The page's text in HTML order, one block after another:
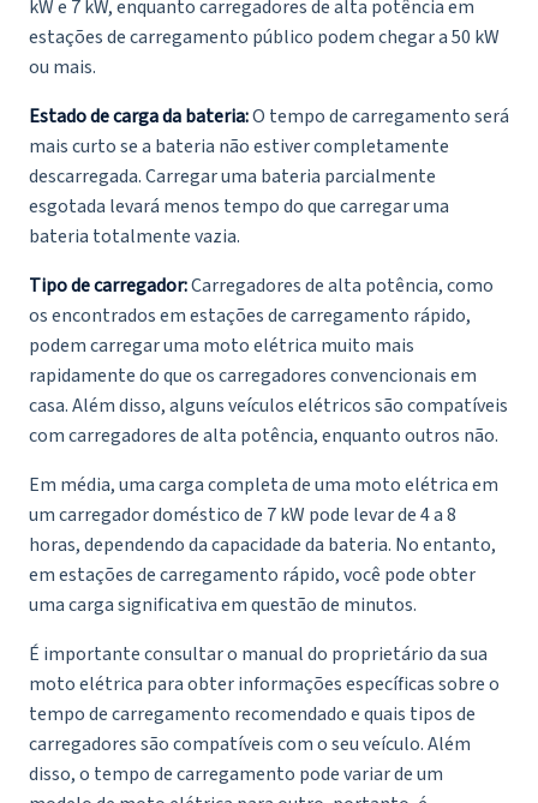
kW e 7 kW, enquanto carregadores de alta potência em
estações de carregamento público podem chegar a 50 kW
ou mais.
Estado de carga da bateria:O tempo de carregamento será
mais curto se a bateria não estiver completamente
descarregada. Carregar uma bateria parcialmente
esgotada levará menos tempo do que carregar uma
bateria totalmente vazia.
Tipo de carregador:Carregadores de alta potência, como
os encontrados em estações de carregamento rápido,
podem carregar uma moto elétrica muito mais
rapidamente do que os carregadores convencionais em
casa. Além disso, alguns veículos elétricos são compatíveis
com carregadores de alta potência, enquanto outros não.
Em média, uma carga completa de uma moto elétrica em
um carregador doméstico de 7 kW pode levar de 4 a 8
horas, dependendo da capacidade da bateria. No entanto,
em estações de carregamento rápido, você pode obter
uma carga significativa em questão de minutos.
É importante consultar o manual do proprietário da sua
moto elétrica para obter informações específicas sobre o
tempo de carregamento recomendado e quais tipos de
carregadores são compatíveis com o seu veículo. Além
disso, o tempo de carregamento pode variar de um